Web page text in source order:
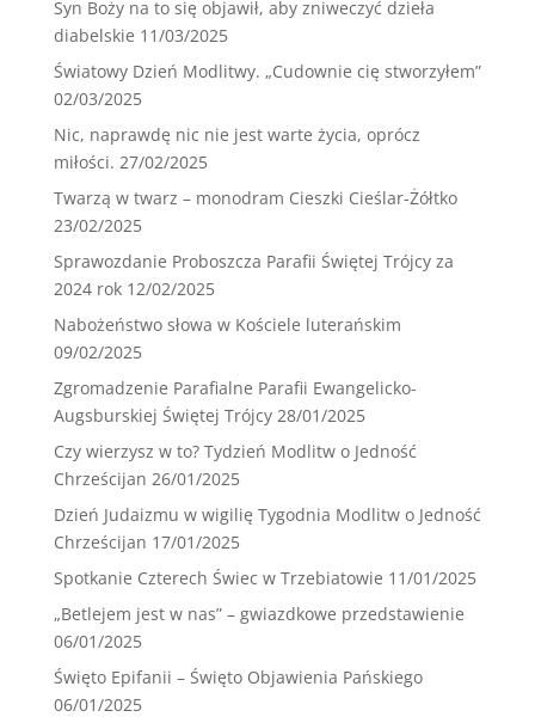
Syn Boży na to się objawił, aby zniweczyć dzieła
diabelskie 11/03/2025
Światowy Dzień Modlitwy. „Cudownie cię stworzyłem”
02/03/2025
Nic, naprawdę nic nie jest warte życia, oprócz
miłości. 27/02/2025
Twarzą w twarz – monodram Cieszki Cieślar-Żółtko
23/02/2025
Sprawozdanie Proboszcza Parafii Świętej Trójcy za
2024 rok 12/02/2025
Nabożeństwo słowa w Kościele luterańskim
09/02/2025
Zgromadzenie Parafialne Parafii Ewangelicko-
Augsburskiej Świętej Trójcy 28/01/2025
Czy wierzysz w to? Tydzień Modlitw o Jedność
Chrześcijan 26/01/2025
Dzień Judaizmu w wigilię Tygodnia Modlitw o Jedność
Chrześcijan 17/01/2025
Spotkanie Czterech Świec w Trzebiatowie 11/01/2025
„Betlejem jest w nas” – gwiazdkowe przedstawienie
06/01/2025
Święto Epifanii – Święto Objawienia Pańskiego
06/01/2025